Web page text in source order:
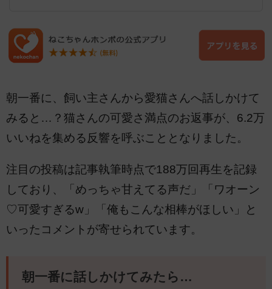
朝一番に、飼い主さんから愛猫さんへ話しかけて
みると…？猫さんの可愛さ満点のお返事が、6.2万
いいねを集める反響を呼ぶこととなりました。
注目の投稿は記事執筆時点で188万回再生を記録
しており、「めっちゃ甘えてる声だ」「ワオーン
♡可愛すぎるw」「俺もこんな相棒がほしい」と
いったコメントが寄せられています。
朝一番に話しかけてみたら…